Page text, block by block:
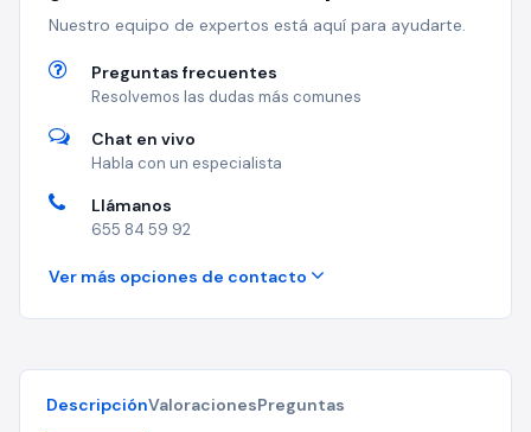
Nuestro equipo de expertos está aquí para ayudarte.
Preguntas frecuentes
Resolvemos las dudas más comunes
Chat en vivo
Habla con un especialista
Llámanos
655 84 59 92
Ver más opciones de contacto
DescripciónValoracionesPreguntas